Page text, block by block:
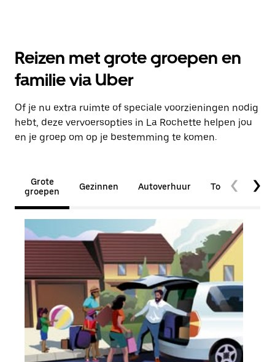
Reizen met grote groepen en
familie via Uber
Of je nu extra ruimte of speciale voorzieningen nodig
hebt, deze vervoersopties in La Rochette helpen jou
en je groep om op je bestemming te komen.
Grote
groepen
Gezinnen Autoverhuur